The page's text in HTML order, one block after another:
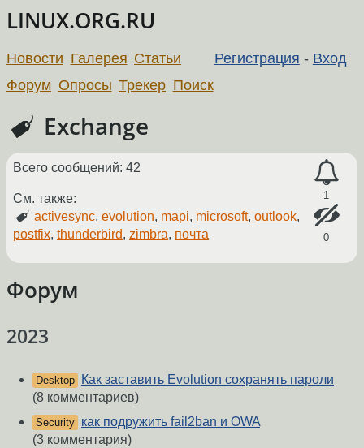
LINUX.ORG.RU
Регистрация - Вход
Новости Галерея Статьи
Форум Опросы Трекер Поиск
Exchange
1
0
Всего сообщений: 42
См. также:
activesync,evolution, mapi, microsoft,outlook,
postfix, thunderbird, zimbra, почта
Форум
2023
Desktop
Как заставить Evolution сохранять пароли
(8 комментариев)
Security как подружить fail2ban и OWA
(3 комментария)